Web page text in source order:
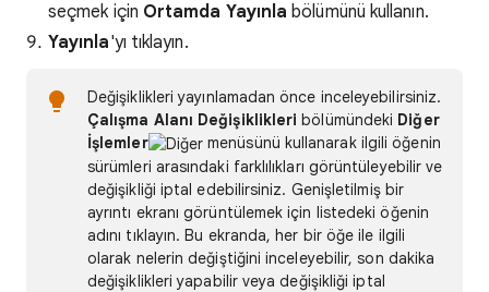
seçmek için Ortamda Yayınla bölümünü kullanın.
Yayınla'yı tıklayın.
Değişiklikleri yayınlamadan önce inceleyebilirsiniz.
Çalışma Alanı Değişiklikleri bölümündeki Diğer
İşlemler
menüsünü kullanarak ilgili öğenin
sürümleri arasındaki farklılıkları görüntüleyebilir ve
değişikliği iptal edebilirsiniz. Genişletilmiş bir
ayrıntı ekranı görüntülemek için listedeki öğenin
adını tıklayın. Bu ekranda, her bir öğe ile ilgili
olarak nelerin değiştiğini inceleyebilir, son dakika
değişiklikleri yapabilir veya değişikliği iptal